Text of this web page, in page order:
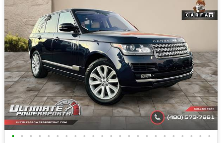
• • • • • • • • • • • • • • • • • • • • • • •